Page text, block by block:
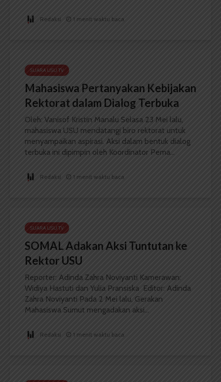
Redaksi 1 menit waktu baca
SUARA USU TV
Mahasiswa Pertanyakan Kebijakan
Rektorat dalam Dialog Terbuka
Oleh: Vanisof Kristin Manalu Selasa 23 Mei lalu,
mahasiswa USU mendatangi biro rektorat untuk
menyampaikan aspirasi. Aksi dalam bentuk dialog
terbuka ini dipimpin oleh Koordinator Pema...
Redaksi 1 menit waktu baca
SUARA USU TV
SOMAL Adakan Aksi Tuntutan ke
Rektor USU
Reporter: Adinda Zahra Noviyanti Kamerawan:
Widiya Hastuti dan Yulia Pransiska Editor: Adinda
Zahra Noviyanti Pada 2 Mei lalu, Gerakan
Mahasiswa Sumut mengadakan aksi...
Redaksi 1 menit waktu baca